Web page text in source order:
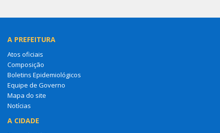
A PREFEITURA
Atos oficiais
Composição
Boletins Epidemiológicos
Equipe de Governo
Mapa do site
Notícias
A CIDADE